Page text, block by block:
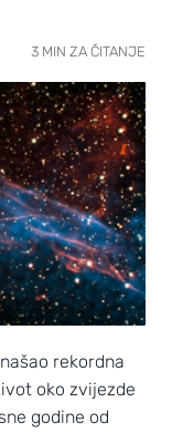
3 MIN ZA ČITANJE
rekordna
oko zvijezde
godine od